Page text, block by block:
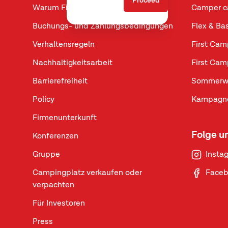
Warum First Camp wählen?
Buchungs- und Zahlungsbedingungen
Verhaltensregeln
Nachhaltigkeitsarbeit
Barrierefreiheit
Policy
Firmenunterkunft
Konferenzen
Gruppe
Campingplatz verkaufen oder
verpachten
Für Investoren
Press
Camper
Flex &
First
First
Folge